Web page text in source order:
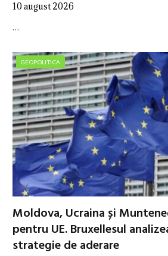
10 august 2026
…
GEOPOLITICA
Moldova, Ucraina și
pentru UE. Bruxellesul
strategie de aderare